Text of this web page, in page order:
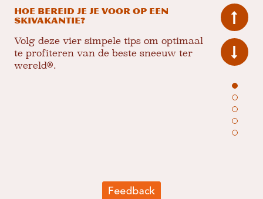
Hoe bereid je je voor op een
skivakantie?
Volg deze vier simpele tips om optimaal
te profiteren van de beste sneeuw ter
wereld®.